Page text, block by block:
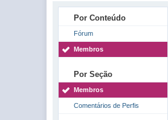
Por Conteúdo
Fórum
Membros
Por Seção
Membros
Comentários de Perfis